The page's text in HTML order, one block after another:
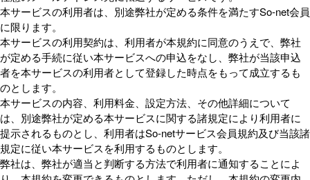
本サービスの利用者は、別途弊社が定める条件を満たすSo-net会員
に限ります。
本サービスの利用契約は、利用者が本規約に同意のうえで、弊社
が定める手続に従い本サービスへの申込をなし、弊社が当該申込
者を本サービスの利用者として登録した時点をもって成立するも
のとします。
本サービスの内容、利用料金、設定方法、その他詳細について
は、別途弊社が定める本サービスに関する諸規定により利用者に
提示されるものとし、利用者はSo-netサービス会員規約及び当該諸
規定に従い本サービスを利用するものとします。
弊社は、弊社が適当と判断する方法で利用者に通知することによ